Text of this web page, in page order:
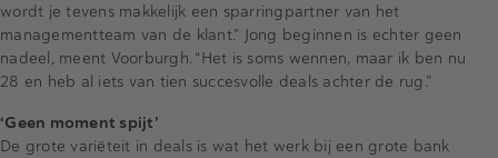
wordt je tevens makkelijk een sparringpartner van het
managementteam van de klant.” Jong beginnen is echter geen
nadeel, meent Voorburgh. “Het is soms wennen, maar ik ben nu
28 en heb al iets van tien succesvolle deals achter de rug.”
‘Geen moment spijt’
De grote variëteit in deals is wat het werk bij een grote bank